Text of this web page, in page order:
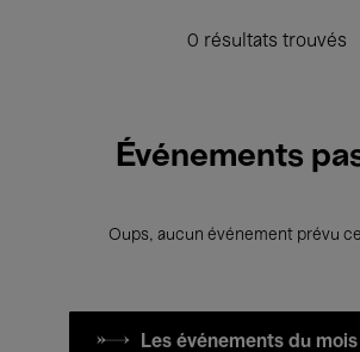
0 résultats trouvés
Événements
Oups, aucun événement prévu
Les événements du